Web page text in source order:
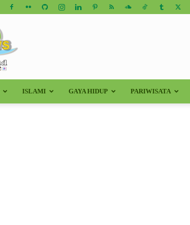
ISLAMI GAYA HIDUP PARIWISATA